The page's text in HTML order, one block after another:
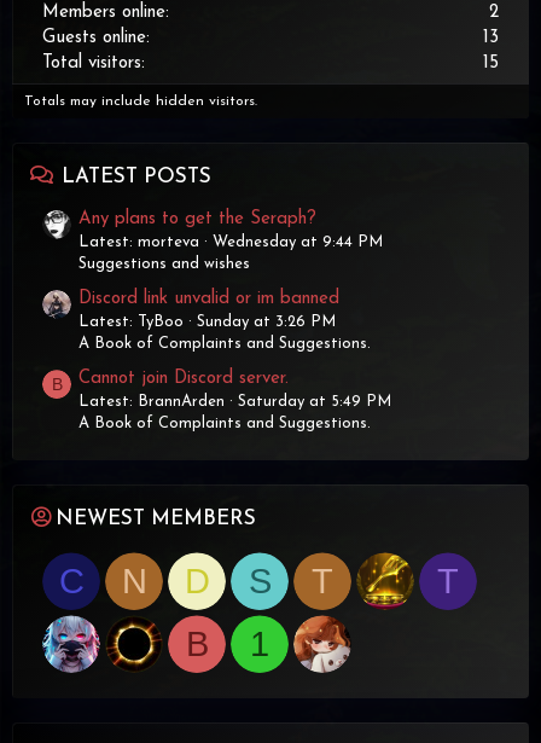
Members online
2
Guests online
13
Total visitors
15
Totals may include hidden visitors.
LATEST POSTS
Any plans to get the Seraph?
Latest: morteva
Wednesday at 9:44 PM
Suggestions and wishes
Discord link unvalid or im banned
Latest: TyBoo
Sunday at 3:26 PM
A Book of Complaints and Suggestions.
B Cannot join Discord server.
Latest: BrannArden
Saturday at 5:49 PM
A Book of Complaints and Suggestions.
NEWEST MEMBERS
C N D S T
T
B
1